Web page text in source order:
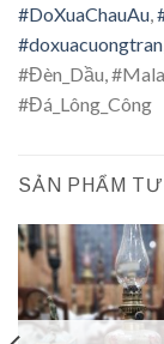
#DoXuaChauAu
#doxuacuongtran
#Đèn_Dầu,
#Đá_Lông_Công
SẢN PHẨM